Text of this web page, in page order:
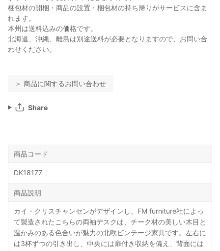
梱包材の開梱・商品の設置・梱包材の持ち帰りがサービスに含ま
れます。
本州は送料込みの価格です。
北海道、沖縄、離島は別途送料が必要となりますので、お問い合
わせください。
＞ 商品に関するお問い合わせ
Share
商品コード
DK18177
商品説明
カイ・クリスチャンセンがデザインし、FM furniture社によっ
て製造されたこちらの両袖デスクは、チーク材の美しい木目と
温かみのある色合いが魅力の北欧ビンテージ家具です。左右に
は3杯ずつの引き出し、中央には扉付き収納を備え、背面には